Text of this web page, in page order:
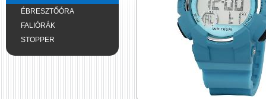
ÉBRESZTŐÓRA
FALIÓRÁK
STOPPER